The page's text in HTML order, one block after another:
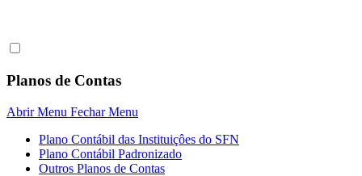
Planos de Contas
Abrir Menu Fechar Menu
Plano Contábil das Instituiçôes do SFN
Plano Contábil Padronizado
Outros Planos de Contas